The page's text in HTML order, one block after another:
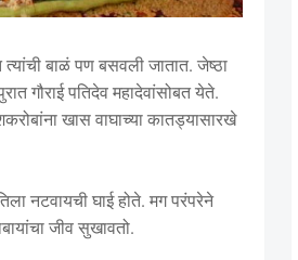
बाळं पण बसवली जातात. जेष्ठा
गौराई पतिदेव महादेवांसोबत येते.
खास वाघाच्या कातड्यासारखे
नटवायची घाई होते. मग परंपरेने
जीव सुखावतो.